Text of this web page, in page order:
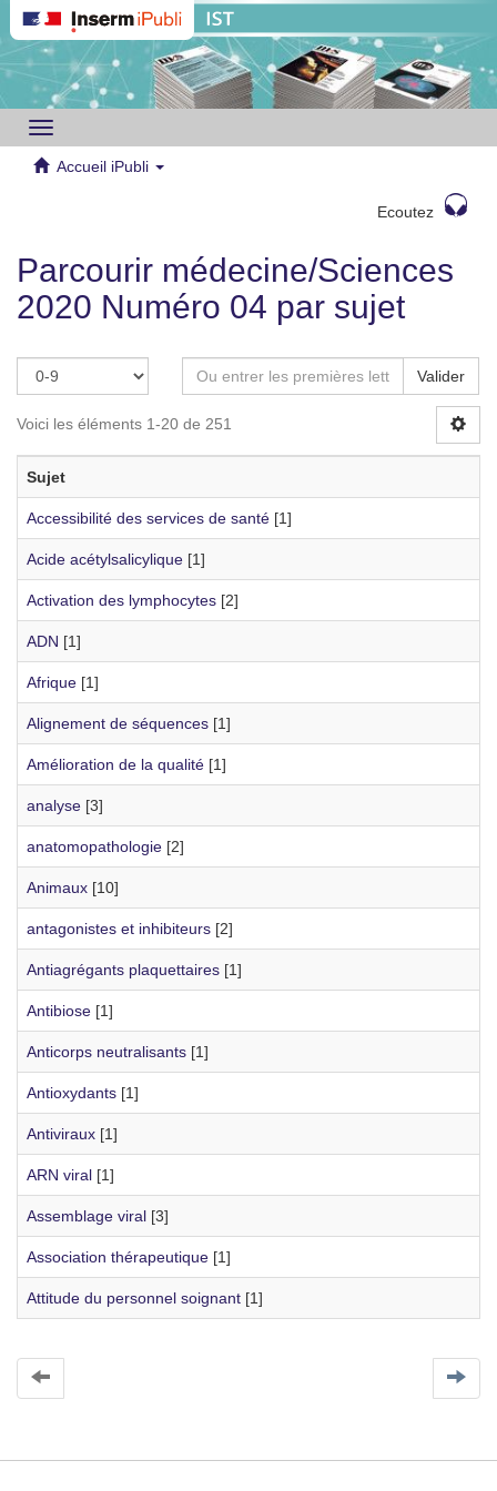
Toggle
navigation
Accueil iPubli
Ecoutez
Parcourir médecine/Sciences
2020 Numéro 04 par sujet
Valider
Voici les éléments 1-20 de 251
Sujet
Accessibilité des services de santé [1]
Acide acétylsalicylique [1]
Activation des lymphocytes [2]
ADN [1]
Afrique [1]
Alignement de séquences [1]
Amélioration de la qualité [1]
analyse [3]
anatomopathologie [2]
Animaux [10]
antagonistes et inhibiteurs [2]
Antiagrégants plaquettaires [1]
Antibiose [1]
Anticorps neutralisants [1]
Antioxydants [1]
Antiviraux [1]
ARN viral [1]
Assemblage viral [3]
Association thérapeutique [1]
Attitude du personnel soignant [1]